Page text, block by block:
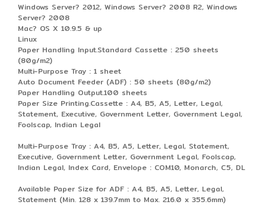
Windows Server? 2012, Windows Server? 2008 R2, Windows
Server? 2008
Mac? OS X 10.9.5 & up
Linux
Paper Handling Input.Standard Cassette : 250 sheets
(80g/m2)
Multi-Purpose Tray : 1 sheet
Auto Document Feeder (ADF) : 50 sheets (80g/m2)
Paper Handling Output.100 sheets
Paper Size Printing.Cassette : A4, B5, A5, Letter, Legal,
Statement, Executive, Government Letter, Government Legal,
Foolscap, Indian Legal
Multi-Purpose Tray : A4, B5, A5, Letter, Legal, Statement,
Executive, Government Letter, Government Legal, Foolscap,
Indian Legal, Index Card, Envelope : COM10, Monarch, C5, DL
Available Paper Size for ADF : A4, B5, A5, Letter, Legal,
Statement (Min. 128 x 139.7mm to Max. 216.0 x 355.6mm)